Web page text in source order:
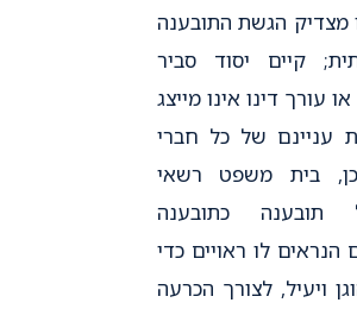
מצדיק הגשת התובענה
קיים יסוד סביר
עורך דינו אינו מייצג
עניינם של כל חברי
בית משפט רשאי
תובענה כתובענה
הנראים לו ראויים כדי
ויעיל, לצורך הכרעה